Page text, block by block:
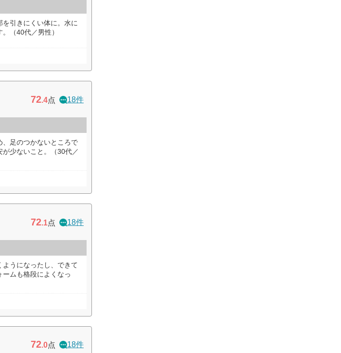
引きにくい体に。水に
（40代／男性）
72.4点 18件
足のつかないところで
少ないこと。（30代／
72.1点 18件
うになったし、できて
ムも格段によくなっ
72.0点 18件